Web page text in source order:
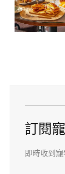
訂閱
即時收到